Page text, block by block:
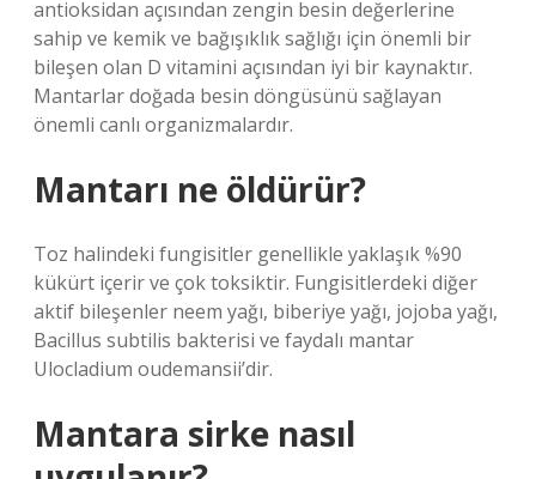
antioksidan açısından zengin besin değerlerine
sahip ve kemik ve bağışıklık sağlığı için önemli bir
bileşen olan D vitamini açısından iyi bir kaynaktır.
Mantarlar doğada besin döngüsünü sağlayan
önemli canlı organizmalardır.
Mantarı ne öldürür?
Toz halindeki fungisitler genellikle yaklaşık %90
kükürt içerir ve çok toksiktir. Fungisitlerdeki diğer
aktif bileşenler neem yağı, biberiye yağı, jojoba yağı,
Bacillus subtilis bakterisi ve faydalı mantar
Ulocladium oudemansii’dir.
Mantara sirke nasıl